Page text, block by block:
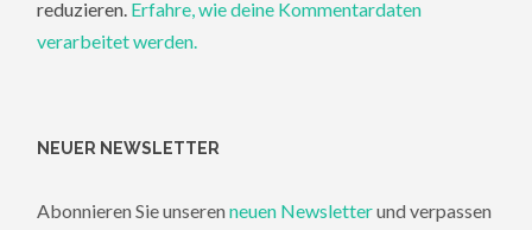
reduzieren. Erfahre, wie deine Kommentardaten
verarbeitet werden.
NEUER NEWSLETTER
Abonnieren Sie unserenneuen Newsletterund verpassen